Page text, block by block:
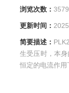
浏览次数： 3579
更新时间：
简要描述：
生受压时，本
恒定的电流作